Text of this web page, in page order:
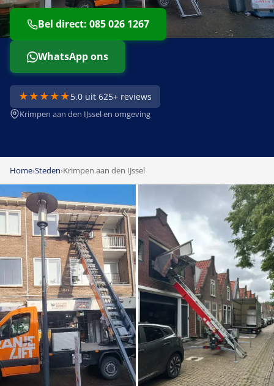
Bel direct: 085 026 1267
WhatsApp ons
★★★★★5.0 uit 625+ reviews
Krimpen aan den IJssel en omgeving
Home›Steden›Krimpen aan den IJssel